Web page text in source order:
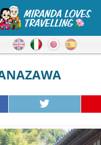
IngleseItalianoGiapponese